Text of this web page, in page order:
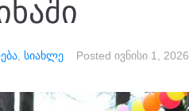
სიახლე Posted ივნისი 1, 2026